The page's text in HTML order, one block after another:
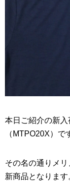
本日ご紹介の新
（MTPO20X）で
その名の通りメ
新商品となります